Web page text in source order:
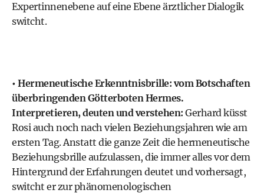
Expertinnenebene auf eine Ebene ärztlicher Dialogik
switcht.
• Hermeneutische Erkenntnisbrille: vom Botschaften
überbringenden Götterboten Hermes.
Interpretieren, deuten und verstehen: Gerhard küsst
Rosi auch noch nach vielen Beziehungsjahren wie am
ersten Tag. Anstatt die ganze Zeit die hermeneutische
Beziehungsbrille aufzulassen, die immer alles vor dem
Hintergrund der Erfahrungen deutet und vorhersagt,
switcht er zur phänomenologischen